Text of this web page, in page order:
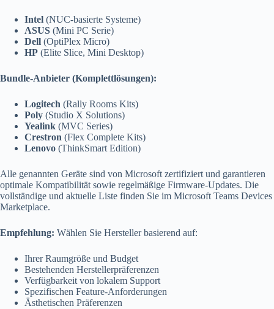
Intel (NUC-basierte Systeme)
ASUS (Mini PC Serie)
Dell (OptiPlex Micro)
HP (Elite Slice, Mini Desktop)
Bundle-Anbieter (Komplettlösungen):
Logitech (Rally Rooms Kits)
Poly (Studio X Solutions)
Yealink (MVC Series)
Crestron (Flex Complete Kits)
Lenovo (ThinkSmart Edition)
Alle genannten Geräte sind von Microsoft zertifiziert und garantieren
optimale Kompatibilität sowie regelmäßige Firmware-Updates. Die
vollständige und aktuelle Liste finden Sie im Microsoft Teams Devices
Marketplace.
Empfehlung: Wählen Sie Hersteller basierend auf:
Ihrer Raumgröße und Budget
Bestehenden Herstellerpräferenzen
Verfügbarkeit von lokalem Support
Spezifischen Feature-Anforderungen
Ästhetischen Präferenzen